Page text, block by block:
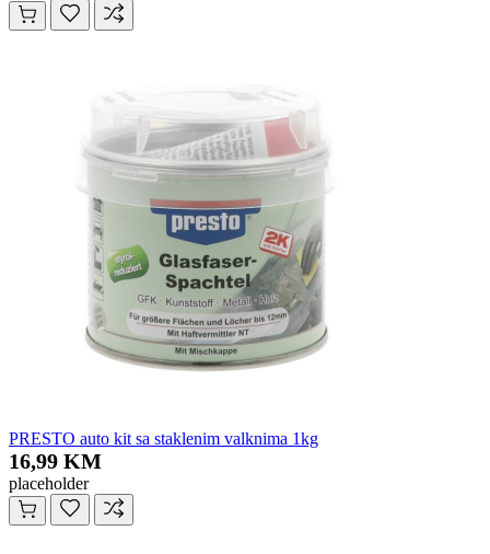
PRESTO auto kit sa staklenim valknima 1kg
16,99 KM
placeholder